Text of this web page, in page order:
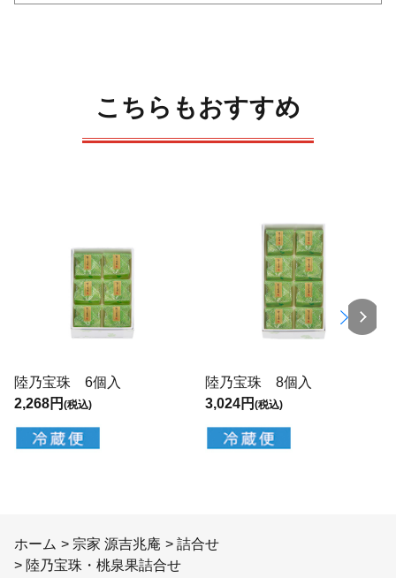
こちらもおすすめ
陸乃宝珠 6個入
2,268円(税込)
陸乃宝珠 8個入
3,024円(税込)
ホーム > 宗家 源吉兆庵 >詰合せ
> 陸乃宝珠・桃泉果詰合せ